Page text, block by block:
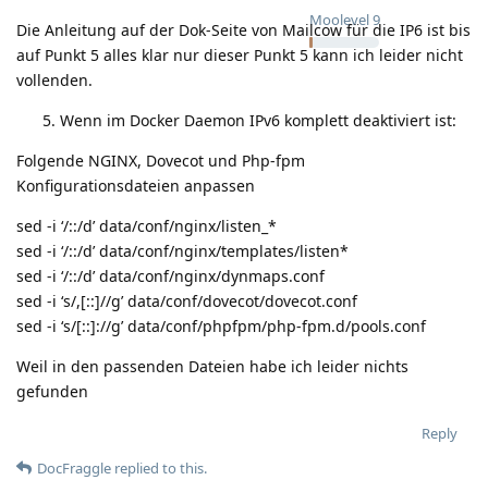
Moolevel9
Die Anleitung auf der Dok-Seite von Mailcow für die IP6 ist bis
auf Punkt 5 alles klar nur dieser Punkt 5 kann ich leider nicht
vollenden.
Wenn im Docker Daemon IPv6 komplett deaktiviert ist:
Folgende NGINX, Dovecot und Php-fpm
Konfigurationsdateien anpassen
sed -i ‘/::/d’ data/conf/nginx/listen_*
sed -i ‘/::/d’ data/conf/nginx/templates/listen*
sed -i ‘/::/d’ data/conf/nginx/dynmaps.conf
sed -i ‘s/,[::]//g’ data/conf/dovecot/dovecot.conf
sed -i ‘s/[::]://g’ data/conf/phpfpm/php-fpm.d/pools.conf
Weil in den passenden Dateien habe ich leider nichts
gefunden
Reply
DocFraggle replied to this.